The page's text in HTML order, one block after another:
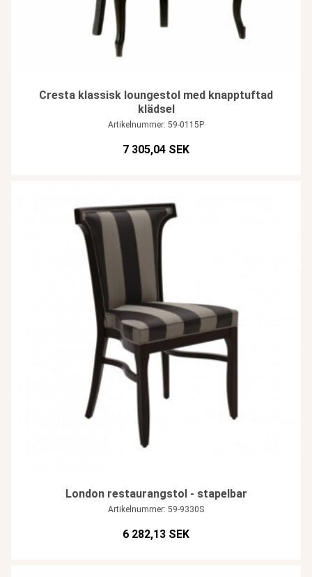
Cresta klassisk loungestol med knapptuftad
klädsel
Artikelnummer: 59-0115P
7 305,04 SEK
London restaurangstol - stapelbar
Artikelnummer: 59-9330S
6 282,13 SEK